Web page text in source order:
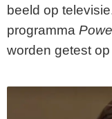
beeld op
programma
worden getest